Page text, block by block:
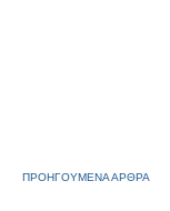
ΠΡΟΗΓΟΥΜΕΝΑ ΑΡΘΡΑ